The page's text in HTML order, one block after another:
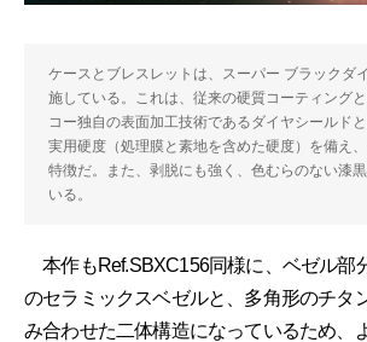
ケースとブレスレットは、スーパー ブラックダ
施している。これは、従来の硬質コーティング
コー独自の表面加工技術であるダイヤシールド
実用硬度（処理膜と素地を含めた硬度）を備え
特徴だ。また、剥脱にも強く、色むらのない漆
いる。
本作もRef.SBXC156同様に、ベゼル部
のセラミックスベゼルと、多角形のチタ
み合わせた二体構造になっているため、